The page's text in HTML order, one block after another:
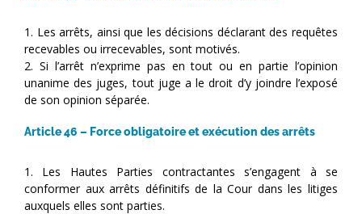
1. Les arrêts, ainsi que les décisions déclarant des requêtes
recevables ou irrecevables, sont motivés.
2. Si l’arrêt n’exprime pas en tout ou en partie l’opinion
unanime des juges, tout juge a le droit d’y joindre l’exposé
de son opinion séparée.
Article 46 – Force obligatoire et exécution des arrêts
1. Les Hautes Parties contractantes s’engagent à se
conformer aux arrêts définitifs de la Cour dans les litiges
auxquels elles sont parties.